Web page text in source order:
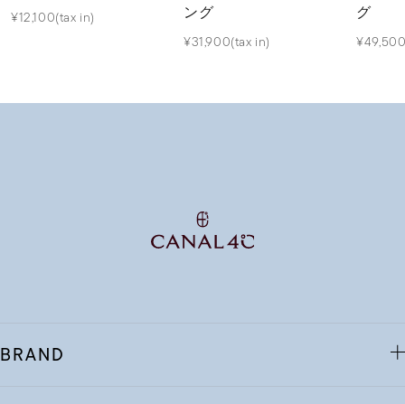
¥12,100(tax in)
ング
¥31,900(tax in)
グ
BRAND